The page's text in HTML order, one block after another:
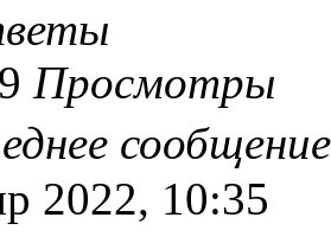
Просмотры
2022, 10:35